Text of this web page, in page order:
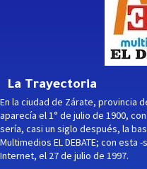
La Trayectoria
En la ciudad de Zárate, provincia
aparecía el 1° de julio de 1900,
sería, casi un siglo después, la
Multimedios EL DEBATE; con esta
Internet, el 27 de julio de 1997.